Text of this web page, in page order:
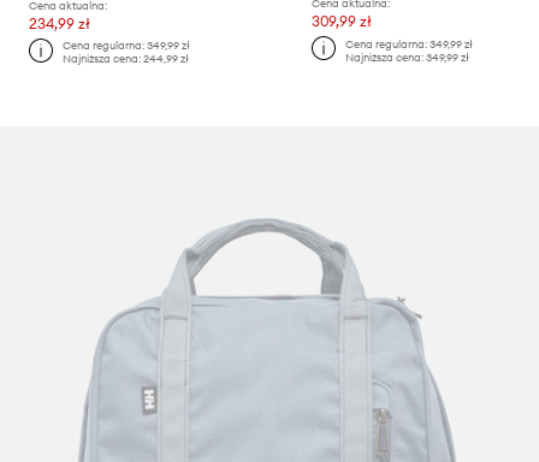
Cena aktualna:
234,99 zł
Cena regularna:349,99 zł
Najniższa cena:244,99 zł
Cena aktualna:
309,99 zł
Cena regularna: 349,99 zł
Najniższa cena: 349,99 zł